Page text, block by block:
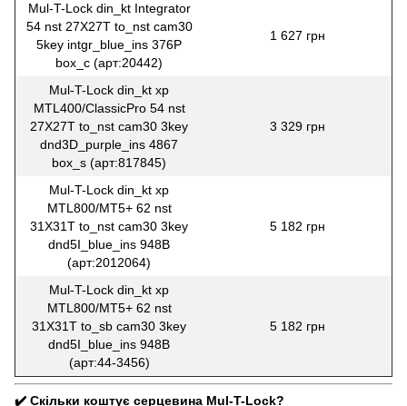
Mul-T-Lock din_kt Integrator
54 nst 27X27T to_nst cam30
5key intgr_blue_ins 376P
box_c (арт:20442)
1 627 грн
Mul-T-Lock din_kt xp
MTL400/ClassicPro 54 nst
27X27T to_nst cam30 3key
dnd3D_purple_ins 4867
box_s (арт:817845)
3 329 грн
Mul-T-Lock din_kt xp
MTL800/MT5+ 62 nst
31X31T to_nst cam30 3key
dnd5I_blue_ins 948B
(арт:2012064)
5 182 грн
Mul-T-Lock din_kt xp
MTL800/MT5+ 62 nst
31X31T to_sb cam30 3key
dnd5I_blue_ins 948B
(арт:44-3456)
5 182 грн
✔️ Скільки коштує серцевина Mul-T-Lock?